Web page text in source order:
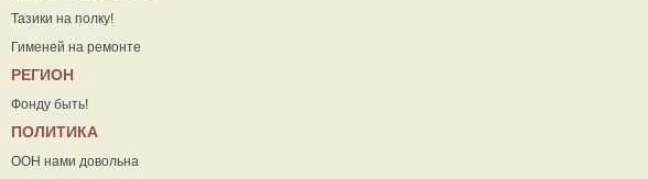
Тазики на полку!
Гименей на ремонте
РЕГИОН
Фонду быть!
ПОЛИТИКА
ООН нами довольна